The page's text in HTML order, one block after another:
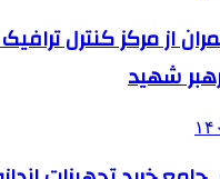
از مرکز کنترل
شهید
۱۴